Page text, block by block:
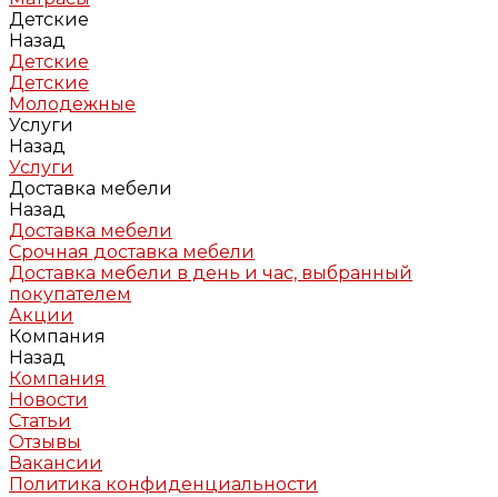
Детские
Назад
Детские
Детские
Молодежные
Услуги
Назад
Услуги
Доставка мебели
Назад
Доставка мебели
Срочная доставка мебели
Доставка мебели в день и час, выбранный
покупателем
Акции
Компания
Назад
Компания
Новости
Статьи
Отзывы
Вакансии
Политика конфиденциальности